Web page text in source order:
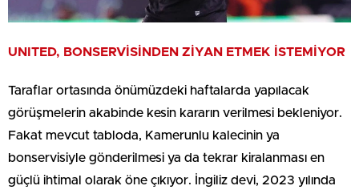
UNITED, BONSERVİSİNDEN ZİYAN ETMEK İSTEMİYOR
Taraflar ortasında önümüzdeki haftalarda yapılacak
görüşmelerin akabinde kesin kararın verilmesi bekleniyor.
Fakat mevcut tabloda, Kamerunlu kalecinin ya
bonservisiyle gönderilmesi ya da tekrar kiralanması en
güçlü ihtimal olarak öne çıkıyor. İngiliz devi, 2023 yılında